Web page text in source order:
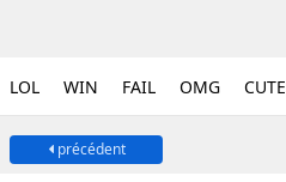
LOL WIN FAIL OMG CUTE
précédent